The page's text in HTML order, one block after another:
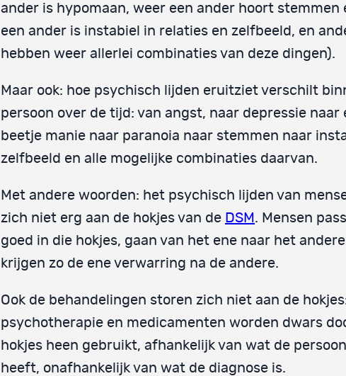
ander is hypomaan, weer een ander hoort stemmen
een ander is instabiel in relaties en zelfbeeld, en
hebben weer allerlei combinaties van deze dingen).
Maar ook: hoe psychisch lijden eruitziet verschilt
persoon over de tijd: van angst, naar depressie naar
beetje manie naar paranoia naar stemmen naar
zelfbeeld en alle mogelijke combinaties daarvan.
Met andere woorden: het psychisch lijden van
zich niet erg aan de hokjes van de DSM . Mensen
goed in die hokjes, gaan van het ene naar het
krijgen zo de ene verwarring na de andere.
Ook de behandelingen storen zich niet aan de
psychotherapie en medicamenten worden dwars
hokjes heen gebruikt, afhankelijk van wat de
heeft, onafhankelijk van wat de diagnose is.